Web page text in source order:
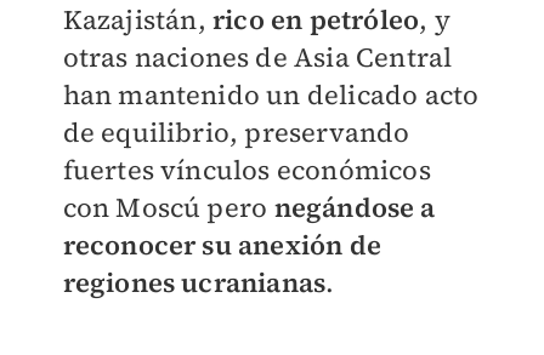
Kazajistán, rico en petróleo, y
otras naciones de Asia Central
han mantenido un delicado acto
de equilibrio, preservando
fuertes vínculos económicos
con Moscú pero negándose a
reconocer su anexión de
regiones ucranianas.